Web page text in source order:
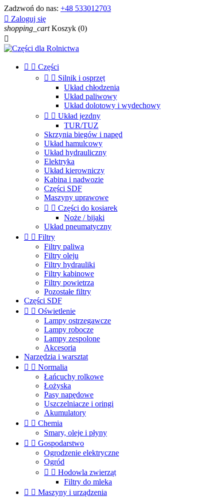
Zadzwoń do nas: +48 533012703
 Zaloguj się
shopping_cart Koszyk (0)

  Części
  Silnik i osprzęt
Układ chłodzenia
Układ paliwowy
Układ dolotowy i wydechowy
  Układ jezdny
TUR/TUZ
Skrzynia biegów i napęd
Układ hamulcowy
Układ hydrauliczny
Elektryka
Układ kierowniczy
Kabina i nadwozie
Części SDF
Maszyny uprawowe
  Części do kosiarek
Noże / bijaki
Układ pneumatyczny
  Filtry
Filtry paliwa
Filtry oleju
Filtry hydrauliki
Filtry kabinowe
Filtry powietrza
Pozostałe filtry
Części SDF
  Oświetlenie
Lampy ostrzegawcze
Lampy robocze
Lampy zespolone
Akcesoria
Narzędzia i warsztat
  Normalia
Łańcuchy rolkowe
Łożyska
Pasy napędowe
Uszczelniacze i oringi
Akumulatory
  Chemia
Smary, oleje i płyny
  Gospodarstwo
Ogrodzenie elektryczne
Ogród
  Hodowla zwierząt
Filtry do mleka
  Maszyny i urządzenia